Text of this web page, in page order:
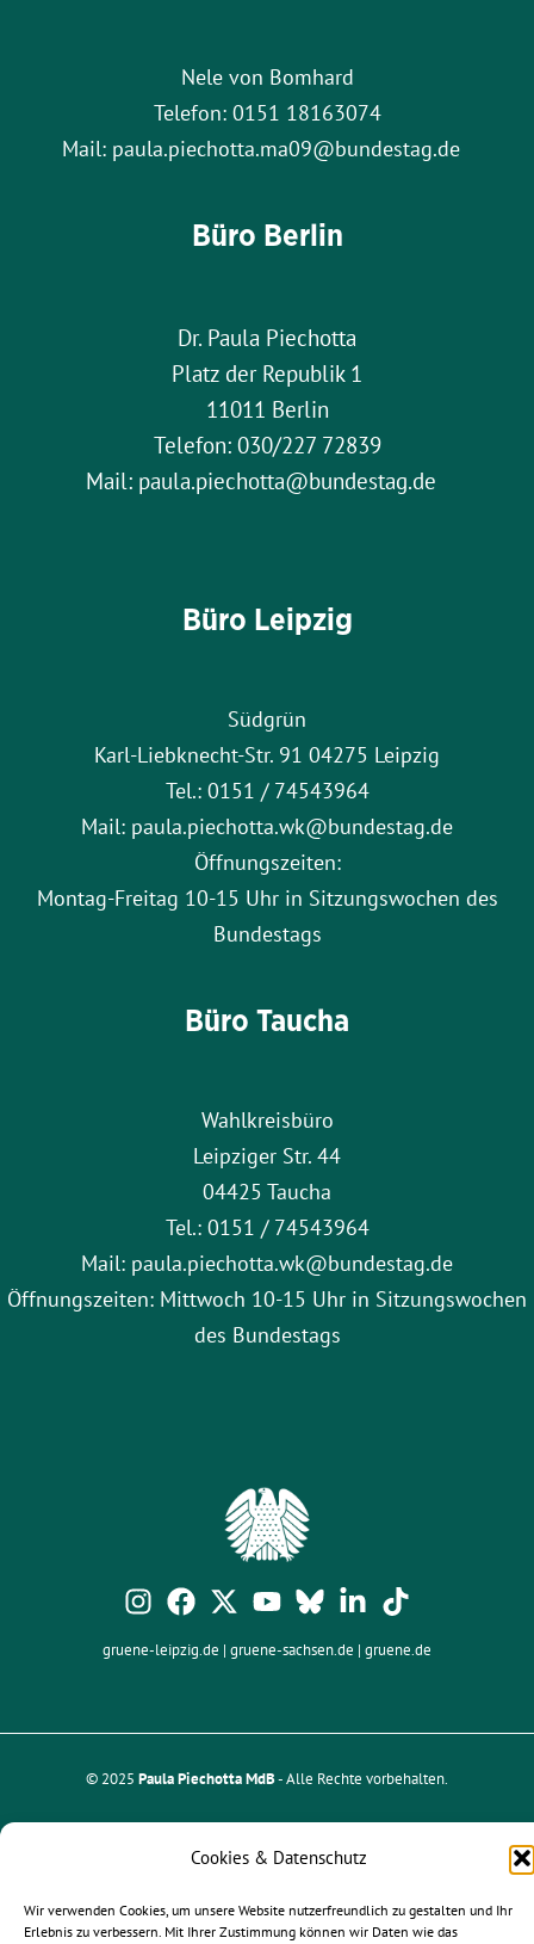
Cookies & Datenschutz
Wir verwenden Cookies, um unsere Website nutzerfreundlich zu gestalten und Ihr
Erlebnis zu verbessern. Mit Ihrer Zustimmung können wir Daten wie das
Nele von Bomhard
Telefon: 0151 18163074
Mail: paula.piechotta.ma09@bundestag.de
Büro Berlin
Dr. Paula Piechotta
Platz der Republik 1
11011 Berlin
Telefon: 030/227 72839
Mail: paula.piechotta@bundestag.de
Büro Leipzig
Südgrün
Karl-Liebknecht-Str. 91 04275 Leipzig
Tel.: 0151 / 74543964
Mail: paula.piechotta.wk@bundestag.de
Öffnungszeiten:
Montag-Freitag 10-15 Uhr in Sitzungswochen des
Bundestags
Büro Taucha
Wahlkreisbüro
Leipziger Str. 44
04425 Taucha
Tel.: 0151 / 74543964
Mail: paula.piechotta.wk@bundestag.de
Öffnungszeiten: Mittwoch 10-15 Uhr in Sitzungswochen
des Bundestags
gruene-leipzig.de | gruene-sachsen.de | gruene.de
© 2025 Paula Piechotta MdB- Alle Rechte vorbehalten.
Newsletter |Kontakt| Jobs |Impressum|Datenschutz